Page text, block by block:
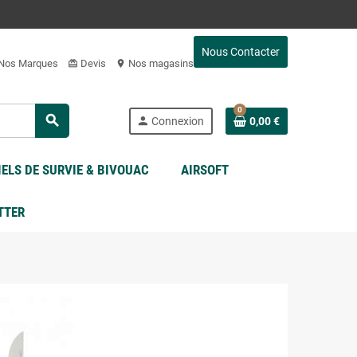
Marques card_giftcard Devis location_on Nos magasins
Nous Contacter
search person Connexion
0
0,00 €
DE SURVIE & BIVOUAC AIRSOFT